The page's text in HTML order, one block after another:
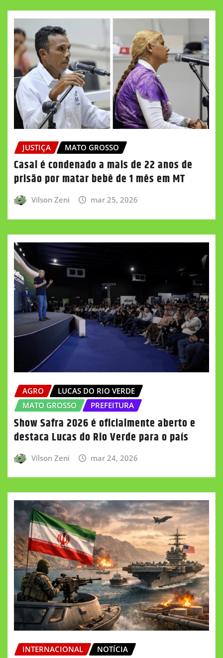
JUSTIÇA MATO GROSSO
Casal é condenado a mais de 22 anos de
prisão por matar bebê de 1 mês em MT
Vilson Zeni mar 25, 2026
AGRO
LUCAS DO RIO VERDE
MATO GROSSO
PREFEITURA
Show Safra 2026 é oficialmente aberto e
destaca Lucas do Rio Verde para o país
Vilson Zeni mar 24, 2026
INTERNACIONAL NOTÍCIA